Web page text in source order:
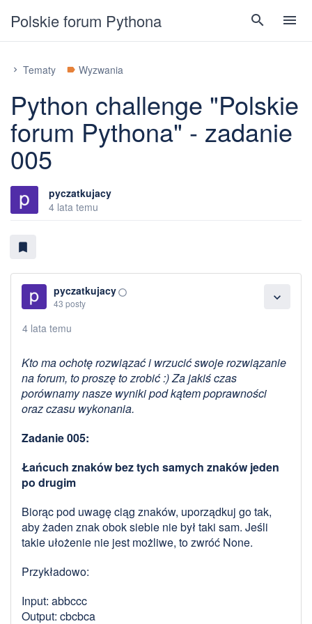
Polskie forum Pythona search menu
chevron_right Tematy label Wyzwania
Python challenge "Polskie
forum Pythona" - zadanie
005
pyczatkujacy
4 lata temu
bookmark
expand_more
pyczatkujacy panorama_fish_eye
43 posty
4 lata temu
Kto ma ochotę rozwiązać i wrzucić swoje rozwiązanie
na forum, to proszę to zrobić :) Za jakiś czas
porównamy nasze wyniki pod kątem poprawności
oraz czasu wykonania.
Zadanie 005:
Łańcuch znaków bez tych samych znaków jeden
po drugim
Biorąc pod uwagę ciąg znaków, uporządkuj go tak,
aby żaden znak obok siebie nie był taki sam. Jeśli
takie ułożenie nie jest możliwe, to zwróć None.
Przykładowo:
Input: abbccc
Output: cbcbca